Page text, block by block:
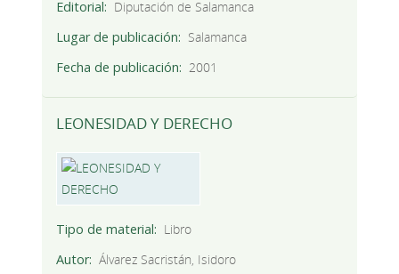
Editorial
Diputación de Salamanca
Lugar de publicación
Salamanca
Fecha de publicación
2001
LEONESIDAD Y DERECHO
Tipo de material
Libro
Autor
Álvarez Sacristán, Isidoro